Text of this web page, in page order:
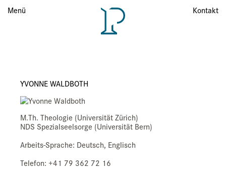
MenüMenü Kontakt
YVONNE WALDBOTH
M.Th. Theologie (Universität Zürich)
NDS Spezialseelsorge (Universität Bern)
Arbeits-Sprache: Deutsch, Englisch
Telefon: +41 79 362 72 16